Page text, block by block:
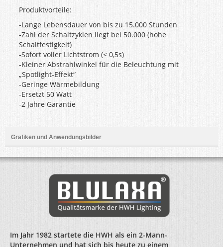
Produktvorteile:
-Lange Lebensdauer von bis zu 15.000 Stunden
-Zahl der Schaltzyklen liegt bei 50.000 (hohe
Schaltfestigkeit)
-Sofort voller Lichtstrom (< 0,5s)
-Kleiner Abstrahlwinkel für die Beleuchtung mit
„Spotlight-Effekt“
-Geringe Wärmebildung
-Ersetzt 50 Watt
-2 Jahre Garantie
Grafiken und Anwendungsbilder
Im Jahr 1982 startete die HWH als ein 2-Mann-
Unternehmen und hat sich bis heute zu einem